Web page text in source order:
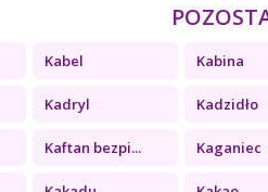
Kabel Kabina
Kadryl Kadzidło
Kaftan bezpi... Kaganiec